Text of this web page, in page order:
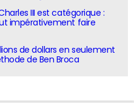
III est catégorique :
impérativement faire
de dollars en seulement
de Ben Broca